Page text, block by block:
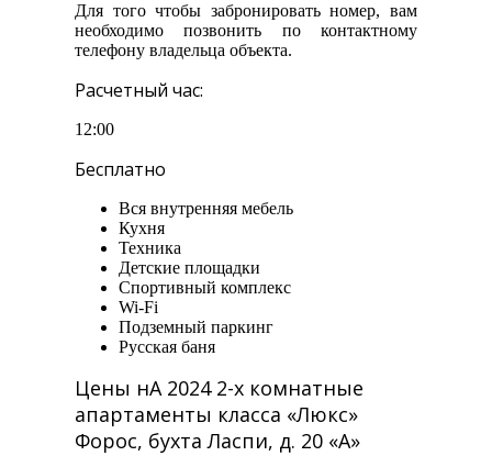
Для того чтобы забронировать номер, вам
необходимо позвонить по контактному
телефону владельца объекта.
Расчетный час:
12:00
Бесплатно
Вся внутренняя мебель
Кухня
Техника
Детские площадки
Спортивный комплекс
Wi-Fi
Подземный паркинг
Русская баня
Цены нА 2024 2-х комнатные
апартаменты класса «Люкс»
Форос, бухта Ласпи, д. 20 «А»